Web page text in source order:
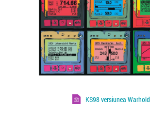
KS98 versiunea Warhold